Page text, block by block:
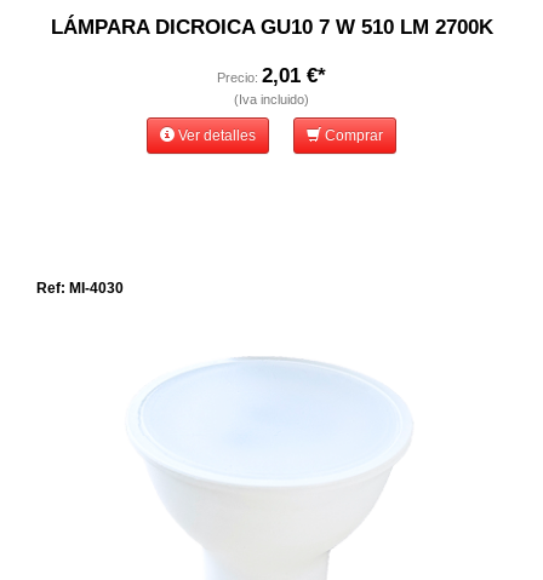
LÁMPARA DICROICA GU10 7 W 510 LM 2700K
Precio: 2,01 €*
(Iva incluido)
Ver detalles Comprar
Ref: MI-4030